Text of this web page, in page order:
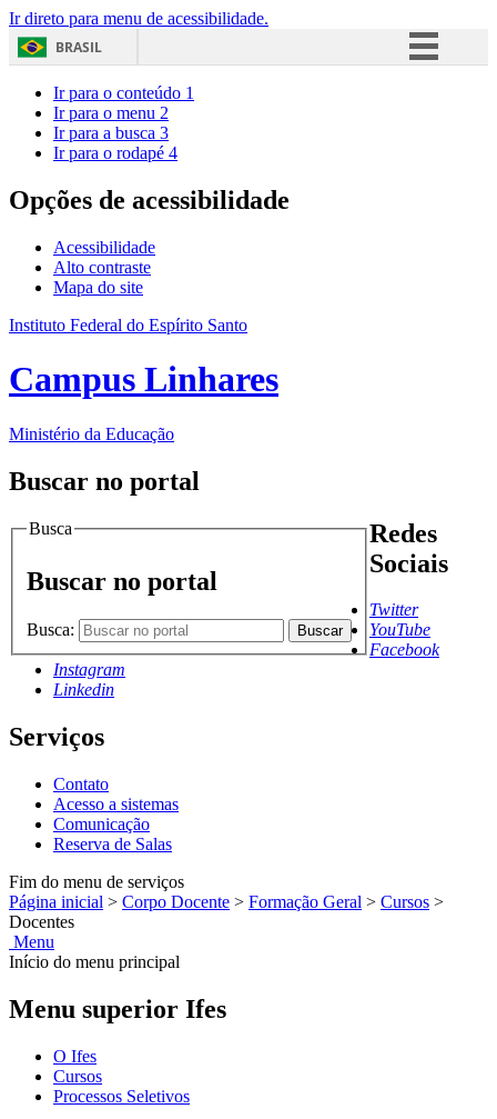
Ir direto para menu de acessibilidade.
BRASIL
Acesso à informação
Ir para o conteúdo 1
Ir para o menu 2
Ir para a busca 3
Ir para o rodapé 4
Opções de acessibilidade
Acessibilidade
Alto contraste
Mapa do site
Instituto Federal do Espírito Santo
Campus Linhares
Ministério da Educação
Buscar no portal
Busca
Buscar no portal
Busca: Buscar
Redes
Sociais
Twitter
YouTube
Facebook
Instagram
Linkedin
Serviços
Contato
Acesso a sistemas
Comunicação
Reserva de Salas
Fim do menu de serviços
Página inicial > Corpo Docente > Formação Geral > Cursos >
Docentes
Menu
Início do menu principal
Menu superior Ifes
O Ifes
Cursos
Processos Seletivos